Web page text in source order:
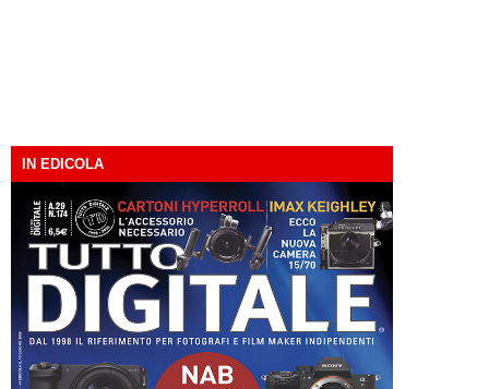
IN EDICOLA